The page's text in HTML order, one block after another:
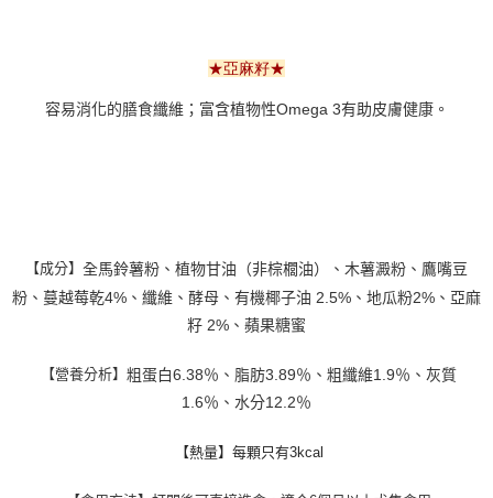
★亞麻籽★
容易消化的膳食纖維；富含植物性Omega 3有助皮膚健康。
【成分】 全馬鈴薯粉、植物甘油（非棕櫚油）、木薯澱粉、鷹嘴豆
粉、蔓越莓乾4%、纖維、酵母、有機椰子油 2.5%、地瓜粉2%、亞麻
籽 2%、蘋果糖蜜
【營養分析】 粗蛋白6.38％、脂肪3.89％、粗纖維1.9％、灰質
1.6％、水分12.2％
【熱量】每顆只有3kcal